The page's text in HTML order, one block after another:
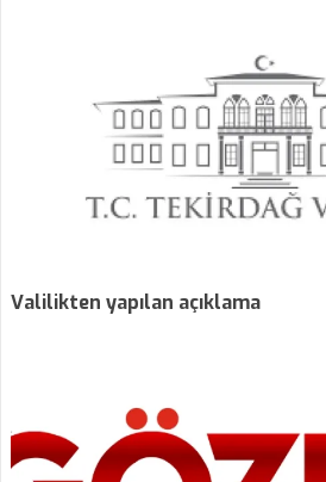
Valilikten yapılan açıklama